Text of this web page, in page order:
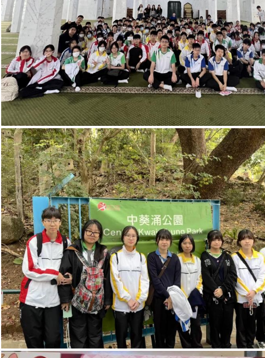
中二、三級全方位學習日「香港
歷史文化遊蹤」
學生環境保護大使計劃之
「基礎環保章」- STEM 培
訓工作坊